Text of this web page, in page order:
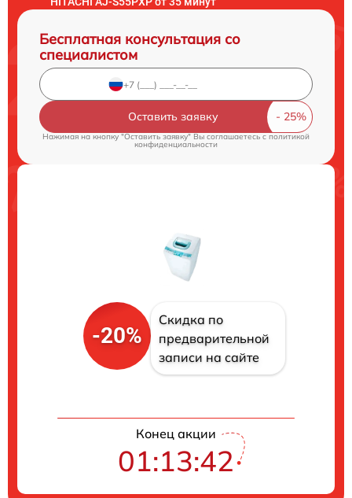
Бесплатная консультация со
специалистом
Оставить заявку
Нажимая на кнопку "Оставить заявку" Вы соглашаетесь cполитикой
конфиденциальности
-20%
Скидка по
предварительной
записи на сайте
Конец акции
01:13:41